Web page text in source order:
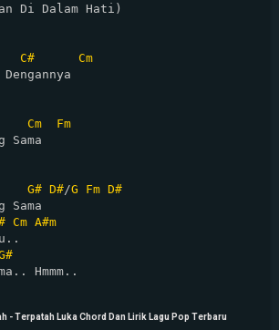
Di Dalam Hati)
C#
Cm
Cm
Fm
Sama
G# D#/G Fm D#
Sama
Cm A#m
Hmmm..
- Terpatah Luka Chord Dan Lirik Lagu Pop Terbaru